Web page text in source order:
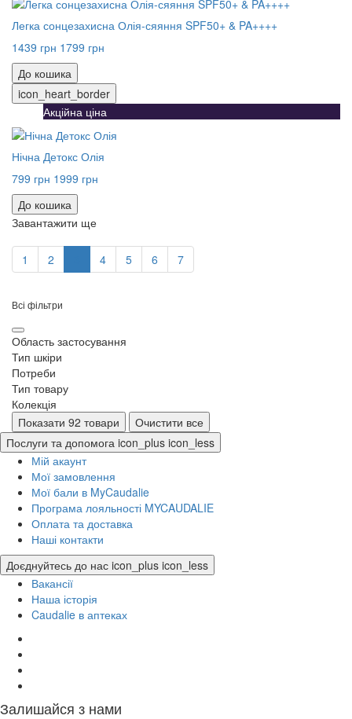
Легка сонцезахисна Олія-сяяння SPF50+ & PA++++
1439 грн 1799 грн
До кошика
icon_heart_border
Акційна ціна
Нічна Детокс Олія
799 грн 1999 грн
До кошика
Завантажити ще
1 2 4 5 6 7
Всі фільтри
Область застосування
Тип шкіри
Потреби
Тип товару
Колекція
Показати 92 товари
Очистити все
Послуги та допомога icon_plus icon_less
Мій акаунт
Мої замовлення
Мої бали в MyCaudalie
Програма лояльності MYCAUDALIE
Оплата та доставка
Наші контакти
Доєднуйтесь до нас icon_plus icon_less
Вакансії
Наша історія
Caudalie в аптеках
Залишайся з нами